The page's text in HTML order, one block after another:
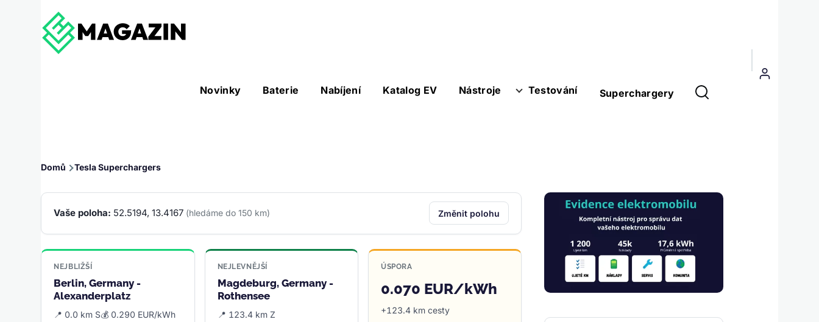
Hlavní
Novinky Baterie Nabíjení Katalog EV Nástroje
Nástroje sub-navigation Testování Superchargery
Menu
uživatelského
Drobečková
navigace
Domů Tesla Superchargers
Vaše poloha: 52.5194, 13.4167 (hledáme do 150 km) Změnit polohu
NEJBLIŽŠÍ
Berlin, Germany -
Alexanderplatz
📍 0.0 km S💰 0.290 EUR/kWh
NEJLEVNĚJŠÍ
Magdeburg, Germany -
Rothensee
📍 123.4 km Z
ÚSPORA
0.070 EUR/kWh
+123.4 km cesty
Obrázek